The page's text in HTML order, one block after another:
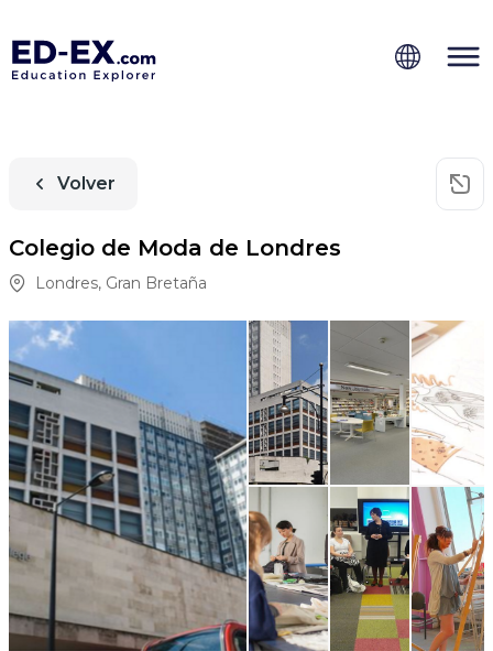
Volver
Colegio de Moda de Londres
Londres, Gran Bretaña